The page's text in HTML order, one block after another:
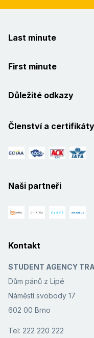
Last minute
First minute
Důležité odkazy
Členství a certifikáty
Naši partneři
Kontakt
STUDENT AGENCY
Dům pánů z Lipé
Náměstí svobody 17
602 00 Brno
Tel: 222 220 222